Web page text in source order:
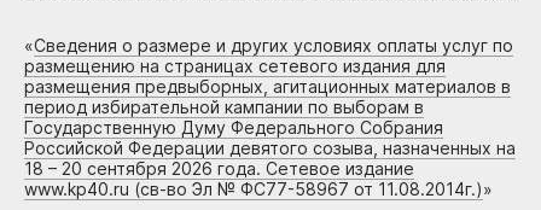
«Сведения о размере и других условиях оплаты услуг по
размещению на страницах сетевого издания для
размещения предвыборных, агитационных материалов в
период избирательной кампании по выборам в
Государственную Думу Федерального Собрания
Российской Федерации девятого созыва, назначенных на
18 – 20 сентября 2026 года. Сетевое издание
www.kp40.ru (св-во Эл № ФС77-58967 от 11.08.2014г.)»